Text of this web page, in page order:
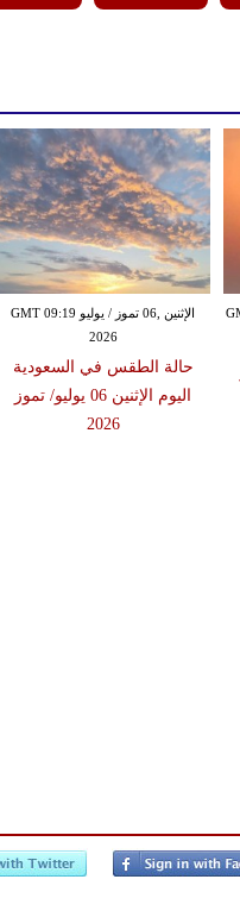
الإثنين ,06 تموز / يوليو GMT 09:19
2026
حالة الطقس في السعودية
اليوم الإثنين 06 يوليو/ تموز
2026